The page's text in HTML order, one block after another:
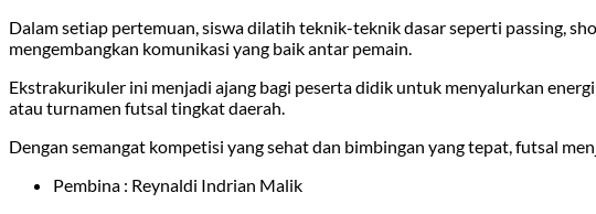
Dalam setiap pertemuan, siswa dilatih teknik-teknik dasar seperti passing,
mengembangkan komunikasi yang baik antar pemain.
Ekstrakurikuler ini menjadi ajang bagi peserta didik untuk menyalurkan
atau turnamen futsal tingkat daerah.
Dengan semangat kompetisi yang sehat dan bimbingan yang tepat, futsal
Pembina : Reynaldi Indrian Malik